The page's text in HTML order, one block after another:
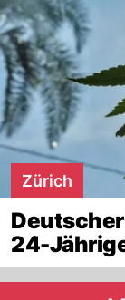
Zürich
24-